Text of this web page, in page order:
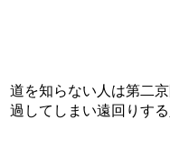
道を知らない人は第二
過してしまい遠回りする